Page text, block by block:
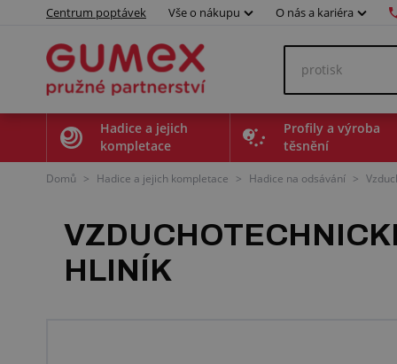
Centrum poptávek Vše o nákupu O nás a kariéra
Hadice a jejich
kompletace
Profily a výroba
těsnění
Domů > Hadice a jejich kompletace > Hadice na odsávání >
HLINÍK